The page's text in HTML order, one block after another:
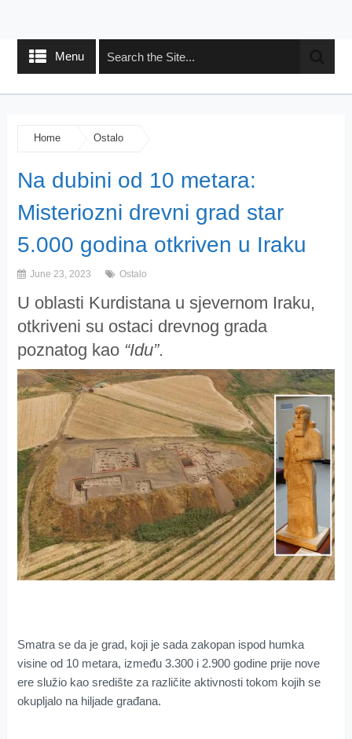
Menu
Home Ostalo
Na dubini od 10 metara:
Misteriozni drevni grad star
5.000 godina otkriven u Iraku
June 23, 2023 Ostalo
U oblasti Kurdistana u sjevernom Iraku,
otkriveni su ostaci drevnog grada
poznatog kao “Idu”.
Smatra se da je grad, koji je sada zakopan ispod humka
visine od 10 metara, između 3.300 i 2.900 godine prije nove
ere služio kao središte za različite aktivnosti tokom kojih se
okupljalo na hiljade građana.